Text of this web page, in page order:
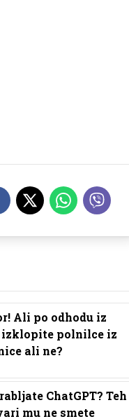
Ali po odhodu iz
izklopite polnilce iz
ali ne?
ChatGPT? Teh
mu ne smete